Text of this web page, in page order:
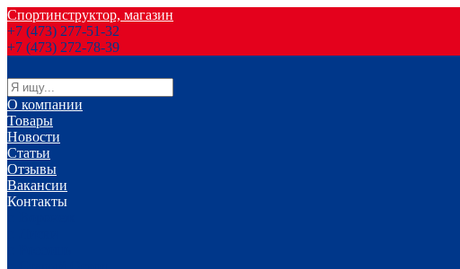
Спортинструктор, магазин
+7 (473) 277-51-32
+7 (473) 272-78-39
О компании
Товары
Новости
Статьи
Отзывы
Вакансии
Контакты